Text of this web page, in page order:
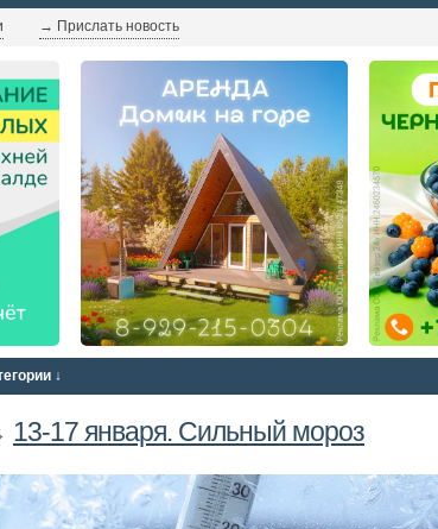
→ Прислать новость
↓
13-17 января. Сильный мороз